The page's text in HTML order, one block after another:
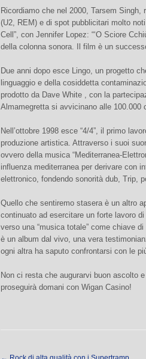
Ricordiamo che nel 2000, Tarsem
(U2, REM) e di spot pubblicitari molto
Cell”, con Jennifer Lopez: “‘O Sciore
della colonna sonora. Il film è un
Due anni dopo esce Lingo, un progetto
linguaggio e della cosiddetta
prodotto da Dave White , con la
Almamegretta si avvicinano alle 100.000
Nell’ottobre 1998 esce “4/4”, il primo
produzione artistica. Attraverso i suoi
ovvero della musica “Mediterranea-
influenza mediterranea per derivare con
elettronico, fondendo sonorità dub, Trip,
Quello che sentiremo stasera è un altro
continuato ad esercitare un forte lavoro
verso una “musica totale” come chiave
è un album dal vivo, una vera
ogni altra ha saputo confrontarsi con le
Non ci resta che augurarvi buon ascolto
proseguirà domani con Wigan Casino!